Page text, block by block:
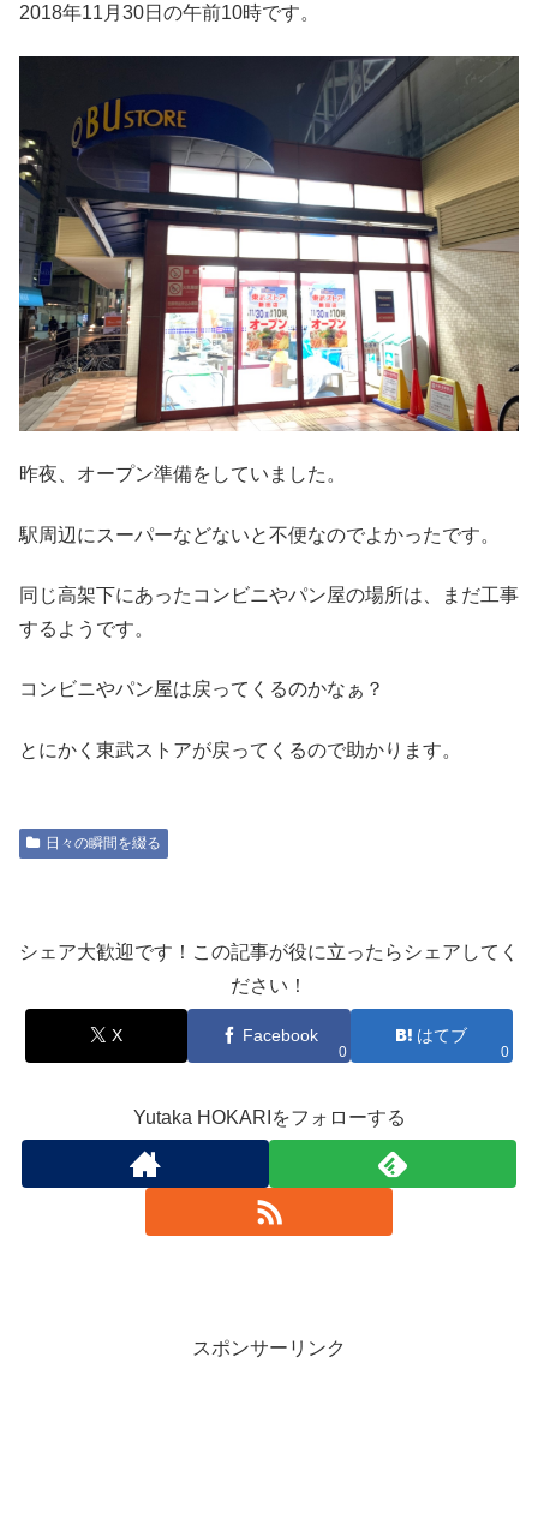
2018年11月30日の午前10時です。
昨夜、オープン準備をしていました。
駅周辺にスーパーなどないと不便なのでよかったです。
同じ高架下にあったコンビニやパン屋の場所は、まだ工事
するようです。
コンビニやパン屋は戻ってくるのかなぁ？
とにかく東武ストアが戻ってくるので助かります。
日々の瞬間を綴る
シェア大歓迎です！この記事が役に立ったらシェアしてく
ださい！
X Facebook
0
はてブ
0
Yutaka HOKARIをフォローする
スポンサーリンク